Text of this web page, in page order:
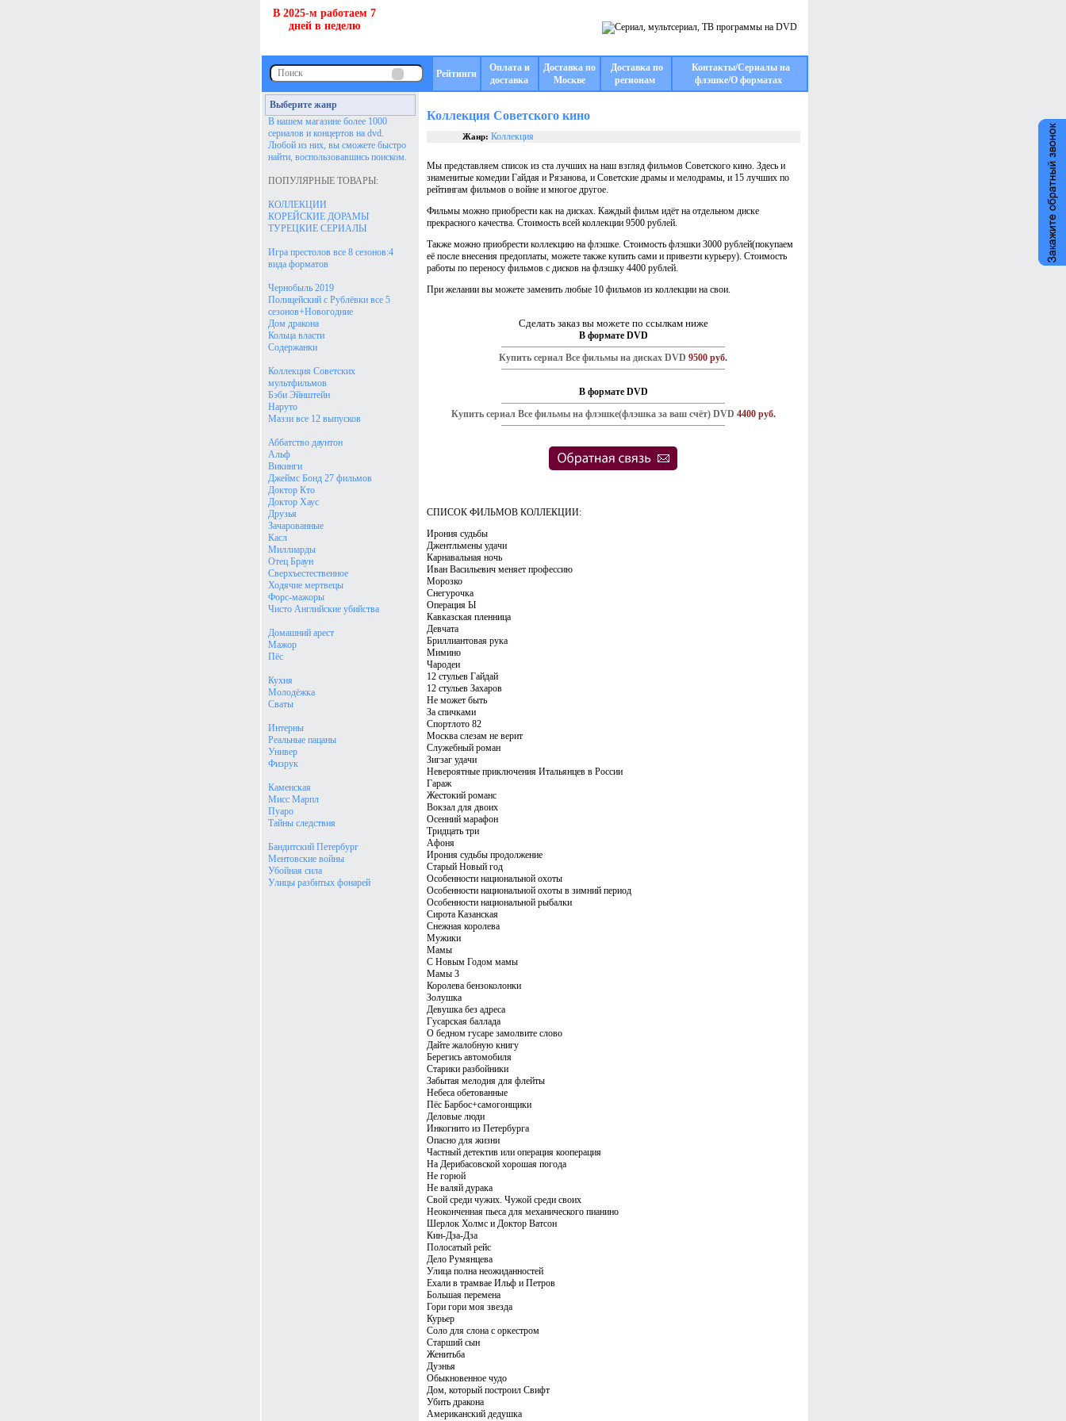
В 2025-м работаем 7
дней в неделю
Рейтинги
Оплата и
доставка
Доставка по
Москве
Доставка по
регионам
Контакты/Сериалы на
флэшке/О форматах
Выберите жанр
В нашем магазине более 1000
сериалов и концертов на dvd.
Любой из них, вы сможете быстро
найти, воспользовавшись поиском.
ПОПУЛЯРНЫЕ ТОВАРЫ:
КОЛЛЕКЦИИ
КОРЕЙСКИЕ ДОРАМЫ
ТУРЕЦКИЕ СЕРИАЛЫ
Игра престолов все 8 сезонов:4
вида форматов
Чернобыль 2019
Полицейский с Рублёвки все 5
сезонов+Новогодние
Дом дракона
Кольца власти
Содержанки
Коллекция Советских
мультфильмов
Бэби Эйнштейн
Наруто
Маззи все 12 выпусков
Аббатство даунтон
Альф
Викинги
Джеймс Бонд 27 фильмов
Доктор Кто
Доктор Хаус
Друзья
Зачарованные
Касл
Миллиарды
Отец Браун
Сверхъестественное
Ходячие мертвецы
Форс-мажоры
Чисто Английские убийства
Домашний арест
Мажор
Пёс
Кухня
Молодёжка
Сваты
Интерны
Реальные пацаны
Универ
Физрук
Каменская
Мисс Марпл
Пуаро
Тайны следствия
Бандитский Петербург
Ментовские войны
Убойная сила
Улицы разбитых фонарей
Коллекция Советского кино
Жанр: Коллекция
Мы представляем список из ста лучших на наш взгляд фильмов Советского кино. Здесь и
знаменитые комедии Гайдая и Рязанова, и Советские драмы и мелодрамы, и 15 лучших по
рейтингам фильмов о войне и многое другое.
Фильмы можно приобрести как на дисках. Каждый фильм идёт на отдельном диске
прекрасного качества. Стоимость всей коллекции 9500 рублей.
Также можно приобрести коллекцию на флэшке. Стоимость флэшки 3000 рублей(покупаем
её после внесения предоплаты, можете также купить сами и привезти курьеру). Стоимость
работы по переносу фильмов с дисков на флэшку 4400 рублей.
При желании вы можете заменить любые 10 фильмов из коллекции на свои.
Сделать заказ вы можете по ссылкам ниже
В формате DVD
Купить сериал Все фильмы на дисках DVD 9500 руб.
В формате DVD
Купить сериал Все фильмы на флэшке(флэшка за ваш счёт) DVD 4400 руб.
СПИСОК ФИЛЬМОВ КОЛЛЕКЦИИ:
Ирония судьбы
Джентльмены удачи
Карнавальная ночь
Иван Васильевич меняет профессию
Морозко
Снегурочка
Операция Ы
Кавказская пленница
Девчата
Бриллиантовая рука
Мимино
Чародеи
12 стульев Гайдай
12 стульев Захаров
Не может быть
За спичками
Спортлото 82
Москва слезам не верит
Служебный роман
Зигзаг удачи
Невероятные приключения Итальянцев в России
Гараж
Жестокий романс
Вокзал для двоих
Осенний марафон
Тридцать три
Афоня
Ирония судьбы продолжение
Старый Новый год
Особенности национальной охоты
Особенности национальной охоты в зимний период
Особенности национальной рыбалки
Сирота Казанская
Снежная королева
Мужики
Мамы
С Новым Годом мамы
Мамы 3
Королева бензоколонки
Золушка
Девушка без адреса
Гусарская баллада
О бедном гусаре замолвите слово
Дайте жалобную книгу
Берегись автомобиля
Старики разбойники
Забытая мелодия для флейты
Небеса обетованные
Пёс Барбос+самогонщики
Деловые люди
Инкогнито из Петербурга
Опасно для жизни
Частный детектив или операция кооперация
На Дерибасовской хорошая погода
Не горюй
Не валяй дурака
Свой среди чужих. Чужой среди своих
Неоконченная пьеса для механического пианино
Шерлок Холмс и Доктор Ватсон
Кин-Дза-Дза
Полосатый рейс
Дело Румянцева
Улица полна неожиданностей
Ехали в трамвае Ильф и Петров
Большая перемена
Гори гори моя звезда
Курьер
Соло для слона с оркестром
Старший сын
Женитьба
Дуэнья
Обыкновенное чудо
Дом, который построил Свифт
Убить дракона
Американский дедушка